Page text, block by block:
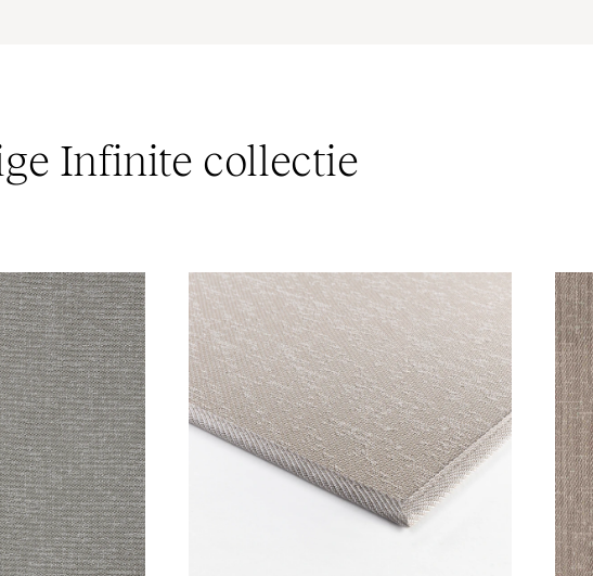
Infinite collectie